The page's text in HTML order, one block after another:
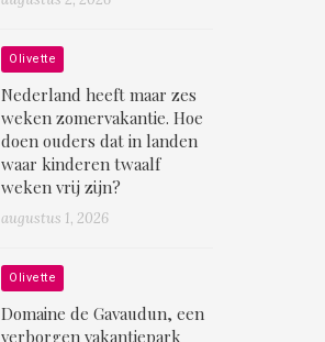
Olivette
Nederland heeft maar zes
weken zomervakantie. Hoe
doen ouders dat in landen
waar kinderen twaalf
weken vrij zijn?
augustus 1, 2026
Olivette
Domaine de Gavaudun, een
verborgen vakantiepark